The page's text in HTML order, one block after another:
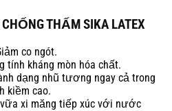
THẤM SIKA LATEX
co ngót.
tính kháng mòn hóa chất.
dạng nhũ tương ngay cả trong
kiềm cao.
xi măng tiếp xúc với nước